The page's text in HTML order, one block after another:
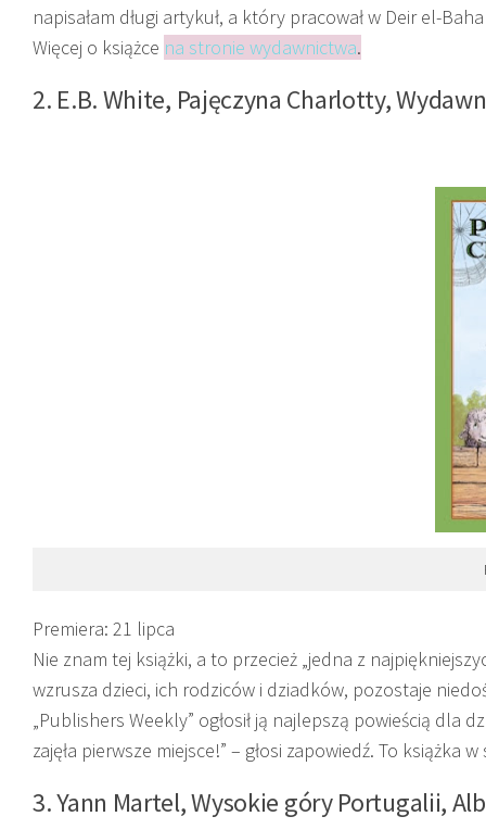
napisałam długi artykuł, a który pracował w Deir el-
Więcej o książce na stronie wydawnictwa.
2. E.B. White, Pajęczyna Charlotty,
Premiera: 21 lipca
Nie znam tej książki, a to przecież „jedna z
wzrusza dzieci, ich rodziców i dziadków, pozostaje
„Publishers Weekly” ogłosił ją najlepszą powieścią dla
zajęła pierwsze miejsce!” – głosi zapowiedź. To książka
3. Yann Martel,Wysokie góry Portugalii,